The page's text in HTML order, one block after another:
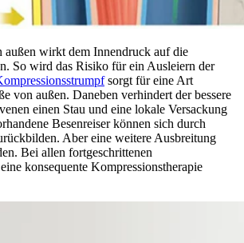
außen wirkt dem Innendruck auf die
So wird das Risiko für ein Ausleiern der
sorgt für eine Art
von außen. Daneben verhindert der bessere
einen Stau und eine lokale Versackung
Besenreiser können sich durch
Aber eine weitere Ausbreitung
Bei allen fortgeschrittenen
konsequente Kompressionstherapie